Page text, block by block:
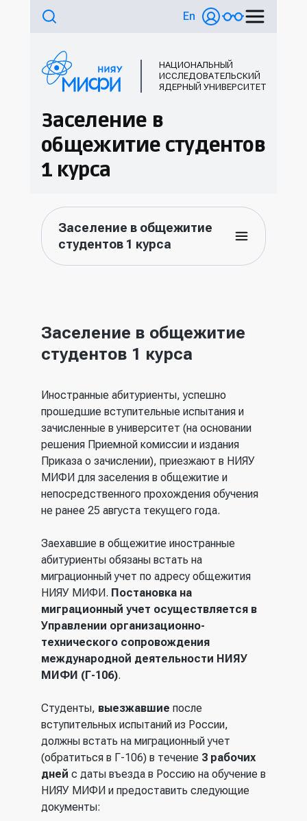
En
НАЦИОНАЛЬНЫЙ
ИССЛЕДОВАТЕЛЬСКИЙ
ЯДЕРНЫЙ УНИВЕРСИТЕТ
Заселение в
общежитие студентов
1 курса
Заселение в общежитие
студентов 1 курса
Иностранные абитуриенты, успешно
прошедшие вступительные испытания и
зачисленные в университет (на основании
решения Приемной комиссии и издания
Приказа о зачислении), приезжают в НИЯУ
МИФИ для заселения в общежитие и
непосредственного прохождения обучения
не ранее 25 августа текущего года.
Заехавшие в общежитие иностранные
абитуриенты обязаны встать на
миграционный учет по адресу общежития
НИЯУ МИФИ. Постановка на
миграционный учет осуществляется в
Управлении организационно-
технического сопровождения
международной деятельности НИЯУ
МИФИ (Г-106).
Студенты, выезжавшие после
вступительных испытаний из России,
должны встать на миграционный учет
(обратиться в Г-106) в течение 3 рабочих
дней с даты въезда в Россию на обучение в
НИЯУ МИФИ и предоставить следующие
документы:
Заселение в общежитие
студентов 1 курса